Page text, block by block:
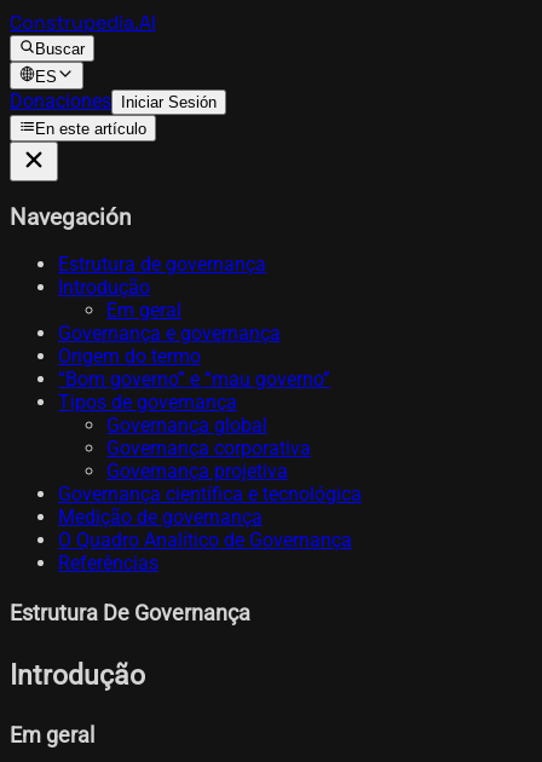
Construpedia.AI
Buscar
ES
Donaciones Iniciar Sesión
En este artículo
Navegación
Estrutura de governança
Introdução
Em geral
Governança e governança
Origem do termo
“Bom governo” e “mau governo”
Tipos de governança
Governança global
Governança corporativa
Governança projetiva
Governança científica e tecnológica
Medição de governança
O Quadro Analítico de Governança
Referências
Estrutura De Governança
Introdução
Em geral